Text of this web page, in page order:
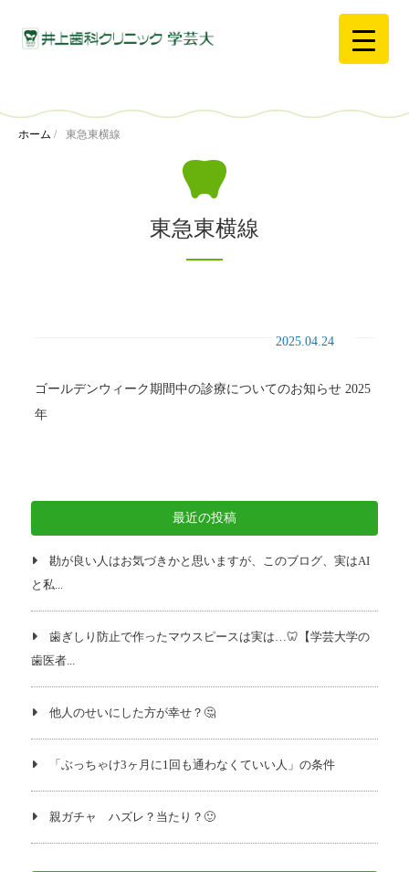
ホーム / 東急東横線
東急東横線
2025.04.24
ゴールデンウィーク期間中の診療についてのお知らせ 2025
年
最近の投稿
勘が良い人はお気づきかと思いますが、このブログ、実はAI
と私...
歯ぎしり防止で作ったマウスピースは実は…🦷【学芸大学の
歯医者...
他人のせいにした方が幸せ？🤔
「ぶっちゃけ3ヶ月に1回も通わなくていい人」の条件
親ガチャ ハズレ？当たり？🙂